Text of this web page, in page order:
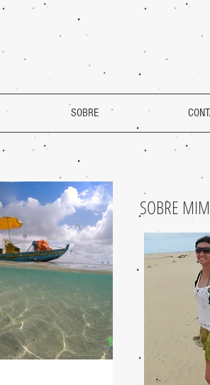
SOBRE
SOBRE MIM